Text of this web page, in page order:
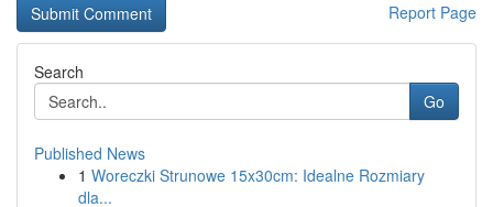
Report Page
Search
Go
Published News
1 Woreczki Strunowe 15x30cm: Idealne Rozmiary
dla...